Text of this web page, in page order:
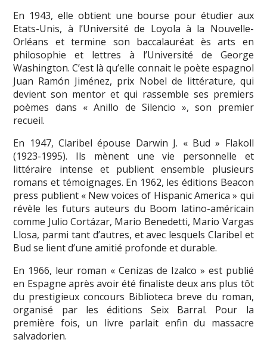
En 1943, elle obtient une bourse pour étudier aux
Etats-Unis, à l’Université de Loyola à la Nouvelle-
Orléans et termine son baccalauréat ès arts en
philosophie et lettres à l’Université de George
Washington. C’est là qu’elle connait le poète espagnol
Juan Ramón Jiménez, prix Nobel de littérature, qui
devient son mentor et qui rassemble ses premiers
poèmes dans « Anillo de Silencio », son premier
recueil.
En 1947, Claribel épouse Darwin J. « Bud » Flakoll
(1923-1995). Ils mènent une vie personnelle et
littéraire intense et publient ensemble plusieurs
romans et témoignages. En 1962, les éditions Beacon
press publient « New voices of Hispanic America » qui
révèle les futurs auteurs du Boom latino-américain
comme Julio Cortázar, Mario Benedetti, Mario Vargas
Llosa, parmi tant d’autres, et avec lesquels Claribel et
Bud se lient d’une amitié profonde et durable.
En 1966, leur roman « Cenizas de Izalco » est publié
en Espagne après avoir été finaliste deux ans plus tôt
du prestigieux concours Biblioteca breve du roman,
organisé par les éditions Seix Barral. Pour la
première fois, un livre parlait enfin du massacre
salvadorien.